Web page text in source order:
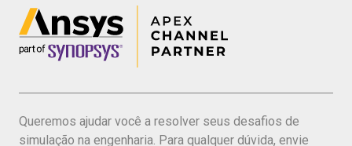
Queremos ajudar você a resolver seus desafios de
simulação na engenharia. Para qualquer dúvida, envie